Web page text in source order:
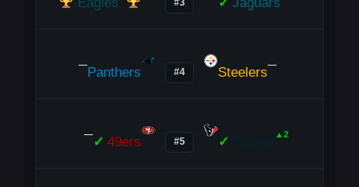
#3
—Panthers #4 Steelers—
—✓ 49ers #5 ✓ ▲2